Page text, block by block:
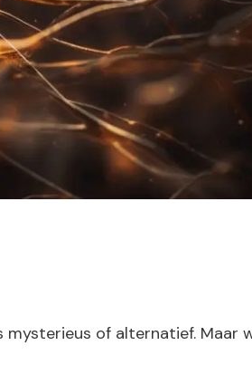
mysterieus of alternatief. Maar